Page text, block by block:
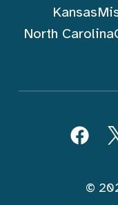
Kansas
North Carolina
©